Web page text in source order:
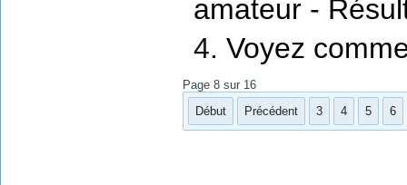
amateur -
Voyez
Page 8 sur 16
Début
Précédent 3 4 5 6